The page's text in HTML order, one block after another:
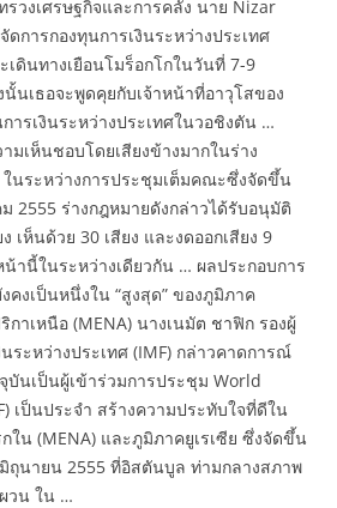
วงเศรษฐกิจและการคลัง นาย Nizar
การกองทุนการเงินระหว่างประเทศ
เดินทางเยือนโมร็อกโกในวันที่ 7-9
นเธอจะพูดคุยกับเจ้าหน้าที่อาวุโสของ
ารเงินระหว่างประเทศในวอชิงตัน …
มเห็นชอบโดยเสียงข้างมากในร่าง
ในระหว่างการประชุมเต็มคณะซึ่งจัดขึ้น
2555 ร่างกฎหมายดังกล่าวได้รับอนุมัติ
เห็นด้วย 30 เสียง และงดออกเสียง 9
านี้ในระหว่างเดียวกัน … ผลประกอบการ
คงเป็นหนึ่งใน “สูงสุด” ของภูมิภาค
าเหนือ (MENA) นางเนมัต ชาฟิก รองผู้
ระหว่างประเทศ (IMF) กล่าวคาดการณ์
บันเป็นผู้เข้าร่วมการประชุม World
เป็นประจำ สร้างความประทับใจที่ดีใน
ใน (MENA) และภูมิภาคยูเรเซีย ซึ่งจัดขึ้น
ถุนายน 2555 ที่อิสตันบูล ท่ามกลางสภาพ
วน ใน …